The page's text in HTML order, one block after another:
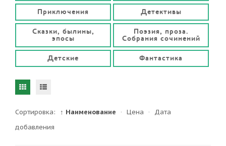
Приключения Детективы
Сказки, былины,
эпосы
Поэзия, проза.
Собрания сочинений
Детские Фантастика
Сортировка: ↑ Наименование · Цена ·
Дата
добавления